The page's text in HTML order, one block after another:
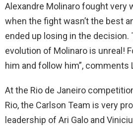
Alexandre Molinaro fought very
when the fight wasn’t the best
ended up losing in the decision.
evolution of Molinaro is unreal!
him and follow him”, comments
At the Rio de Janeiro
Rio, the Carlson Team is very
leadership of Ari Galo and